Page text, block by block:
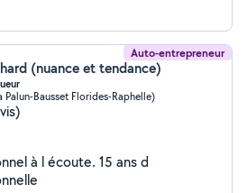
Auto-entrepreneur
(nuance et tendance)
Palun-Bausset Florides-Raphelle)
à l écoute. 15 ans d